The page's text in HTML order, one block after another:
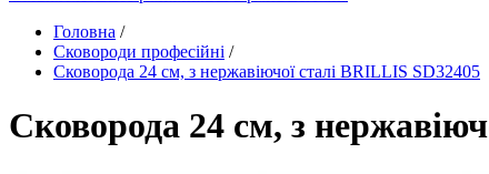
Головна /
Сковороди професійні /
Сковорода 24 см, з нержавіючої сталі BRILLIS SD32405
Сковорода 24 см, з